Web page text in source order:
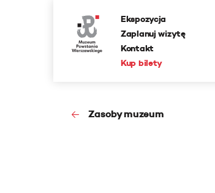
Ekspozycja
Zaplanuj wizytę
Kontakt
Kup bilety
Zasoby muzeum